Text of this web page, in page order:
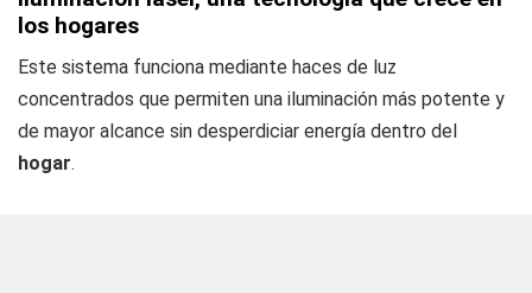
los hogares
Este sistema funciona mediante haces de luz
concentrados que permiten una iluminación más potente y
de mayor alcance sin desperdiciar energía dentro del
hogar.